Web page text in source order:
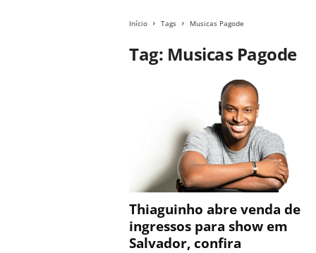
Início Tags Musicas Pagode
Tag: Musicas Pagode
Thiaguinho abre venda de
ingressos para show em
Salvador, confira